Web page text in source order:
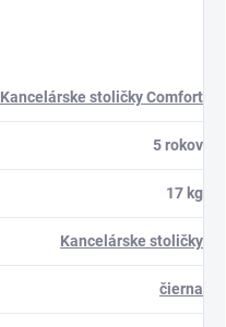
Kancelárske stoličky Comfort
5 rokov
17 kg
Kancelárske stoličky
čierna